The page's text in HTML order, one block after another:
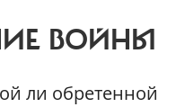
ВОЙНЫ
ли обретенной